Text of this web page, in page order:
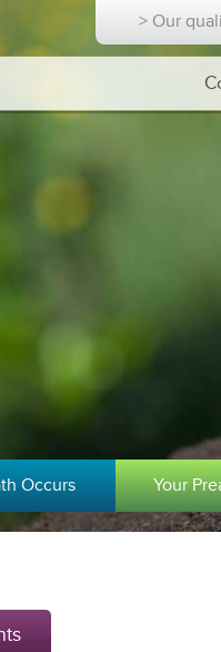
> Our
Occurs Your